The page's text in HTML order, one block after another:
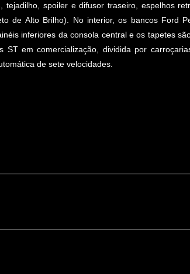
tejadilho, spoiler e difusor traseiro, espelhos
de Alto Brilho). No interior, os bancos Ford
inferiores da consola central e os tapetes
ST em comercialização, dividida por
de sete velocidades.